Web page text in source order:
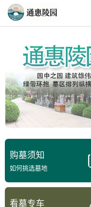
购墓须知
如何挑选墓地
看墓专车